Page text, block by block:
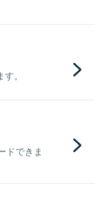
。
ドできま